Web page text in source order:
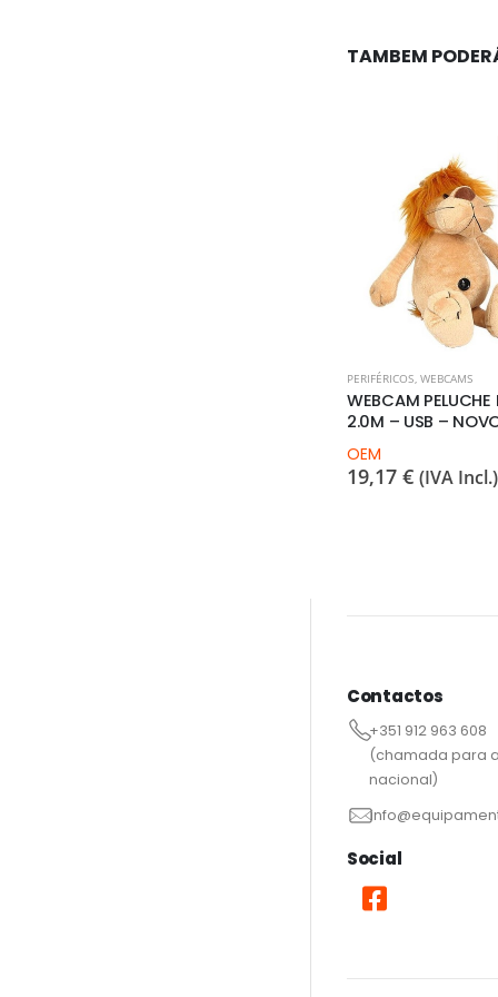
TAMBEM
PERIFÉRICOS, WEBCAMS
WEBCAM PELUCHE
2.0M – USB –
OEM
19,17 € (IVA Incl.)
Contactos
+351 912 963 608
(chamada para
nacional)
Social